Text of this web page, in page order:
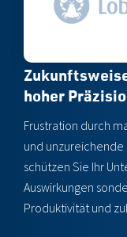
So funktioniert
hoher
Frustration durch
und unzureichende
schützen Sie Ihr
Auswirkungen
Produktivität und